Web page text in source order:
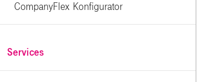
CompanyFlex Konfigurator
Services